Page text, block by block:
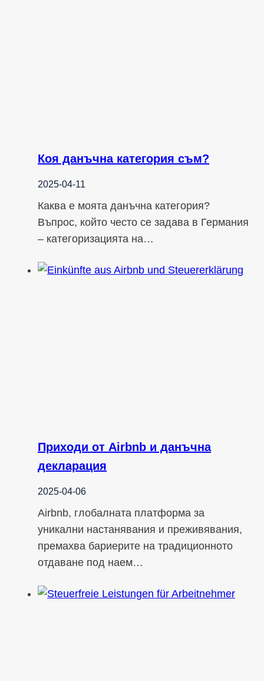
Коя данъчна категория съм?
2025-04-11
Каква е моята данъчна категория?
Въпрос, който често се задава в Германия
– категоризацията на…
Приходи от Airbnb и данъчна
декларация
2025-04-06
Airbnb, глобалната платформа за
уникални настанявания и преживявания,
премахва бариерите на традиционното
отдаване под наем…